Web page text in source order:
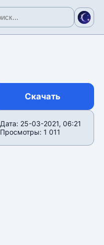
Скачать
Дата: 25-03-2021, 06:21
Просмотры: 1 011